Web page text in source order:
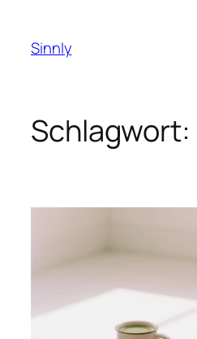
springen
Sinnly
Schlagwort: